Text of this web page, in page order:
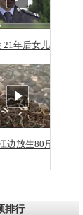
传统习
娥皇女
查情绪
溃原
万人欢
年后女儿从警
边放生80斤蛇
排行